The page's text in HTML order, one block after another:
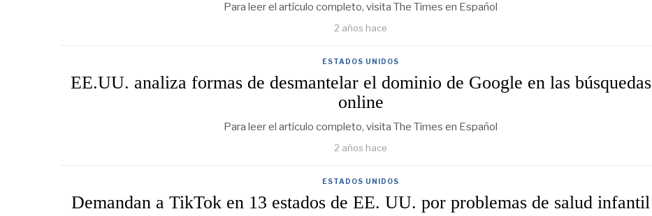
Para leer el artículo completo, visita The Times en Español
2 años hace
ESTADOS UNIDOS
EE.UU. analiza formas de desmantelar el dominio de Google en las búsquedas
online
Para leer el artículo completo, visita The Times en Español
2 años hace
ESTADOS UNIDOS
Demandan a TikTok en 13 estados de EE. UU. por problemas de salud infantil